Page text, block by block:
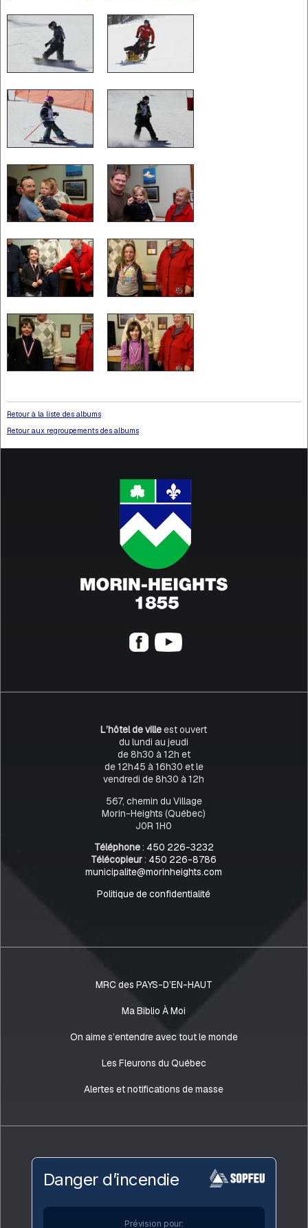
Retour à la liste des albums
Retour aux regroupements des albums
L’hôtel de villeest ouvert
du lundi au jeudi
de 8h30 à 12h et
de 12h45 à 16h30 et le
vendredi de 8h30 à 12h
567, chemin du Village
Morin-Heights (Québec)
J0R 1H0
Téléphone: 450 226-3232
Télécopieur: 450 226-8786
municipalite@morinheights.com
Politique de confidentialité
MRC des PAYS-D’EN-HAUT
Ma Biblio À Moi
On aime s’entendre avec tout le monde
Les Fleurons du Québec
Alertes et notifications de masse
Danger d’incendie
Prévision pour: